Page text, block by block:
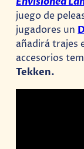
juego de
jugadores un
añadirá trajes
accesorios
Tekken.